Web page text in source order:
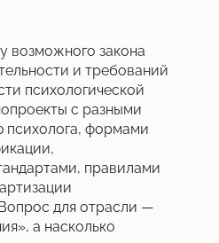
возможного закона
и требований
психологической
с разными
психолога, формами
правилами
для отрасли —
а насколько